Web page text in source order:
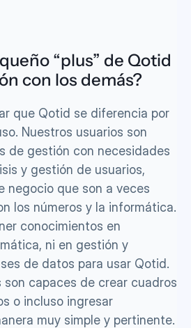
“plus” de Qotid
con los demás?
Nuestros usuarios son
de gestión con necesidades
y gestión de usuarios,
negocio que son a veces
los números y la informática.
conocimientos en
ni en gestión y
de datos para usar Qotid.
son capaces de crear cuadros
o incluso ingresar
muy simple y pertinente.